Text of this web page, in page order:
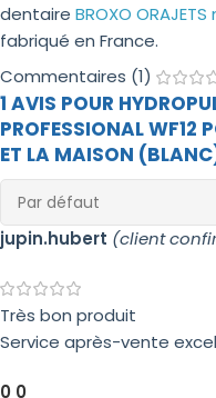
dentaire BROXO
fabriqué en France.
Commentaires (1)
1 AVIS POUR
PROFESSIONAL WF12
ET LA MAISON
jupin.hubert (client
Très bon produit
Service après-vente
0 0